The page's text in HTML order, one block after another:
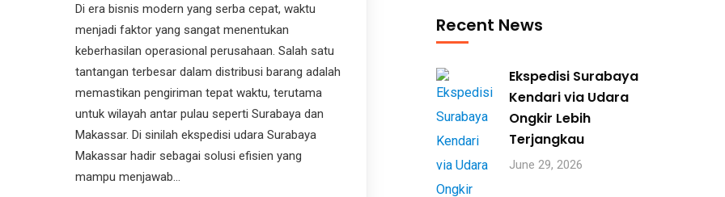
Di era bisnis modern yang serba cepat, waktu
menjadi faktor yang sangat menentukan
keberhasilan operasional perusahaan. Salah satu
tantangan terbesar dalam distribusi barang adalah
memastikan pengiriman tepat waktu, terutama
untuk wilayah antar pulau seperti Surabaya dan
Makassar. Di sinilah ekspedisi udara Surabaya
Makassar hadir sebagai solusi efisien yang
mampu menjawab…
Recent News
Ekspedisi Surabaya
Kendari via Udara
Ongkir Lebih
Terjangkau
June 29, 2026